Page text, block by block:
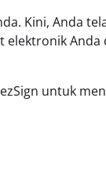
Kini, Anda
untuk